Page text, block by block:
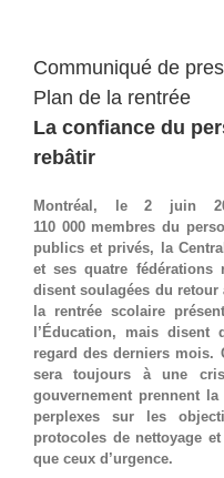
Communiqué de
Plan de la rentrée
La confiance du
rebâtir
Montréal, le 2 juin
110 000 membres du
publics et privés, la
et ses quatre fédérations
disent soulagées du
la rentrée scolaire
l’Éducation, mais
regard des derniers mois.
sera toujours à une
gouvernement prennent
perplexes sur les
protocoles de nettoyage
que ceux d’urgence.